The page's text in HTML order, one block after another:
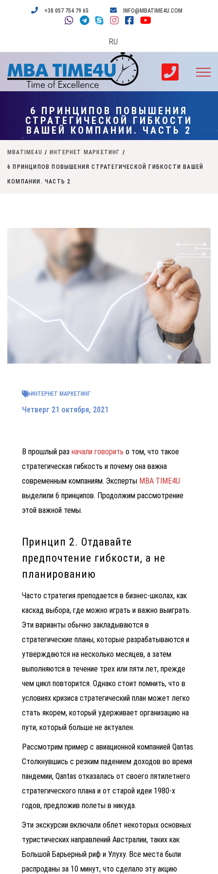
+38 057 754 79 65 INFO@MBATIME4U.COM
RU
6 ПРИНЦИПОВ ПОВЫШЕНИЯ
СТРАТЕГИЧЕСКОЙ ГИБКОСТИ
ВАШЕЙ КОМПАНИИ. ЧАСТЬ 2
MBATIME4U / ИНТЕРНЕТ МАРКЕТИНГ /
6 ПРИНЦИПОВ ПОВЫШЕНИЯ СТРАТЕГИЧЕСКОЙ ГИБКОСТИ ВАШЕЙ
КОМПАНИИ. ЧАСТЬ 2
ИНТЕРНЕТ МАРКЕТИНГ
Четверг 21 октября, 2021
В прошлый раз начали говорить о том, что такое
стратегическая гибкость и почему она важна
современным компаниям. Эксперты MBA TIME4U
выделили 6 принципов. Продолжим рассмотрение
этой важной темы.
Принцип 2. Отдавайте
предпочтение гибкости, а не
планированию
Часто стратегия преподается в бизнес-школах, как
каскад выбора, где можно играть и важно выиграть.
Эти варианты обычно закладываются в
стратегические планы, которые разрабатываются и
утверждаются на несколько месяцев, а затем
выполняются в течение трех или пяти лет, прежде
чем цикл повторится. Однако стоит помнить, что в
условиях кризиса стратегический план может легко
стать якорем, который удерживает организацию на
пути, который больше не актуален.
Рассмотрим пример с авиационной компанией Qantas.
Столкнувшись с резким падением доходов во время
пандемии, Qantas отказалась от своего пятилетнего
стратегического плана и от старой идеи 1980-х
годов, предложив полеты в никуда.
Эти экскурсии включали облет некоторых основных
туристических направлений Австралии, таких как
Большой Барьерный риф и Улуху. Все места были
распроданы за 10 минут, что сделало эту акцию